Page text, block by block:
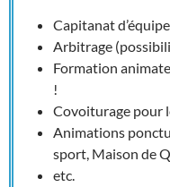
Capitanat
Arbitrage
Formation
!
Covoiturage pour
Animations
sport, Maison de
etc.